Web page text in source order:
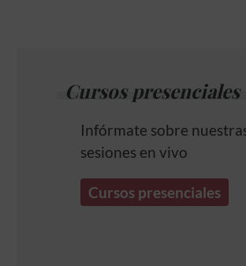
Cursos presenciales
Infórmate sobre
sesiones en vivo
Cursos presenciales